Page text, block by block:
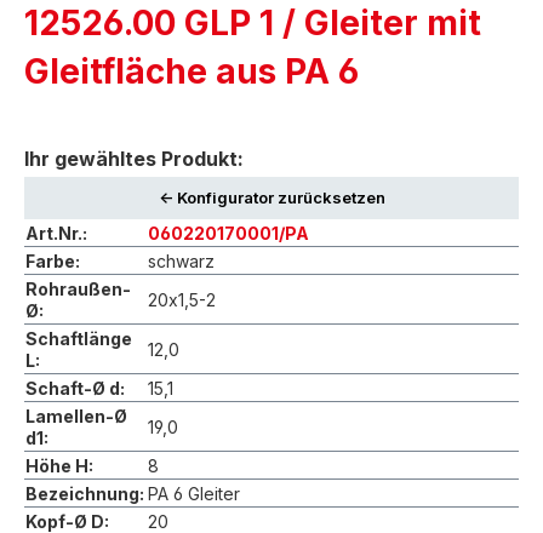
12526.00 GLP 1 / Gleiter mit
Gleitfläche aus PA 6
Ihr gewähltes Produkt:
<- Konfigurator zurücksetzen
Art.Nr.:
060220170001/PA
Farbe:
schwarz
Rohraußen-
Ø:
20x1,5-2
Schaftlänge
L:
12,0
Schaft-Ø d:
15,1
Lamellen-Ø
d1:
19,0
Höhe H:
8
Bezeichnung: PA 6 Gleiter
Kopf-Ø D:
20